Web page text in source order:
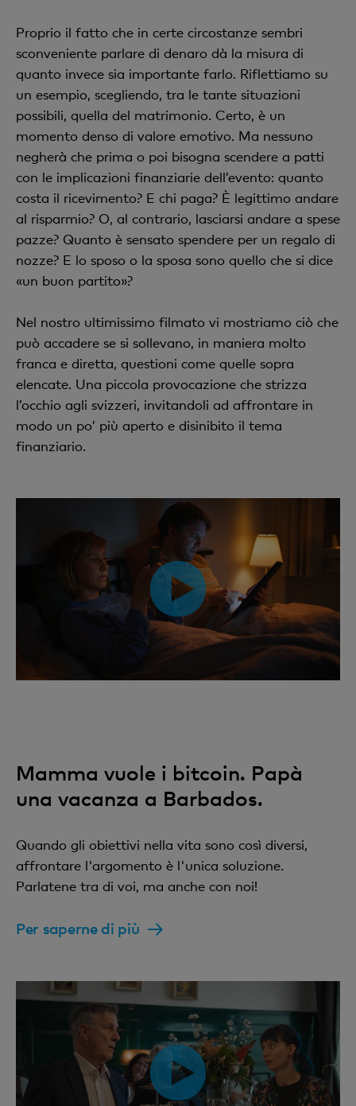
Proprio il fatto che in certe circostanze sembri
sconveniente parlare di denaro dà la misura di
quanto invece sia importante farlo. Riflettiamo su
un esempio, scegliendo, tra le tante situazioni
possibili, quella del matrimonio. Certo, è un
momento denso di valore emotivo. Ma nessuno
negherà che prima o poi bisogna scendere a patti
con le implicazioni finanziarie dell’evento: quanto
costa il ricevimento? E chi paga? È legittimo andare
al risparmio? O, al contrario, lasciarsi andare a spese
pazze? Quanto è sensato spendere per un regalo di
nozze? E lo sposo o la sposa sono quello che si dice
«un buon partito»?
Nel nostro ultimissimo filmato vi mostriamo ciò che
può accadere se si sollevano, in maniera molto
franca e diretta, questioni come quelle sopra
elencate. Una piccola provocazione che strizza
l’occhio agli svizzeri, invitandoli ad affrontare in
modo un po’ più aperto e disinibito il tema
finanziario.
Mamma vuole i bitcoin. Papà
una vacanza a Barbados.
Quando gli obiettivi nella vita sono così diversi,
affrontare l'argomento è l'unica soluzione.
Parlatene tra di voi, ma anche con noi!
Per saperne di più